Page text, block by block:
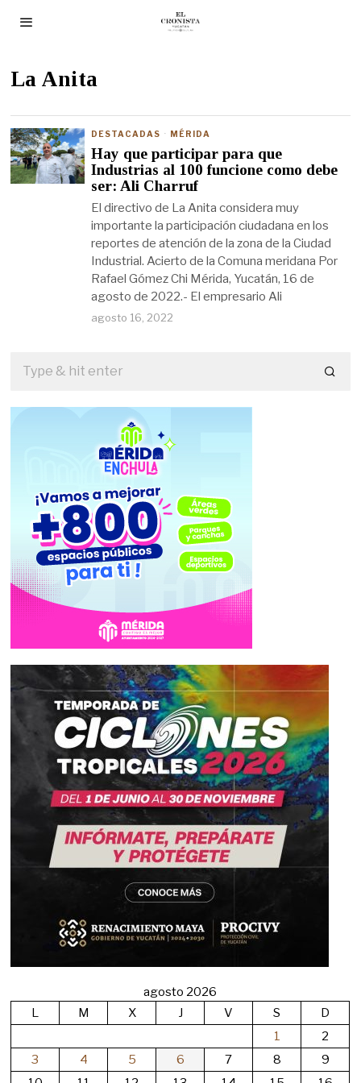
La Anita
DESTACADAS · MÉRIDA
Hay que participar para que
Industrias al 100 funcione como debe
ser: Ali Charruf
El directivo de La Anita considera muy
importante la participación ciudadana en los
reportes de atención de la zona de la Ciudad
Industrial. Acierto de la Comuna meridana Por
Rafael Gómez Chi Mérida, Yucatán, 16 de
agosto de 2022.- El empresario Ali
agosto 16, 2022
agosto 2026
L
M X J V S
D
1
2
3
4 5 6 7 8
9